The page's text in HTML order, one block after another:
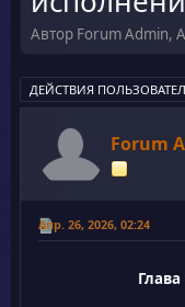
Автор Forum Admin,
ДЕЙСТВИЯ
Forum
Апр. 26, 2026, 02:24